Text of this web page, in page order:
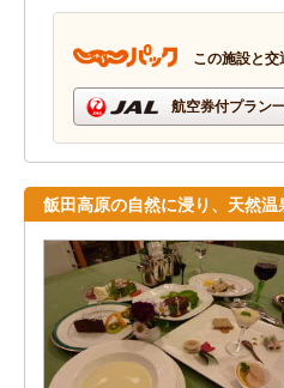
この施設と
航空券付プラン
飯田高原の自然に浸り、天然